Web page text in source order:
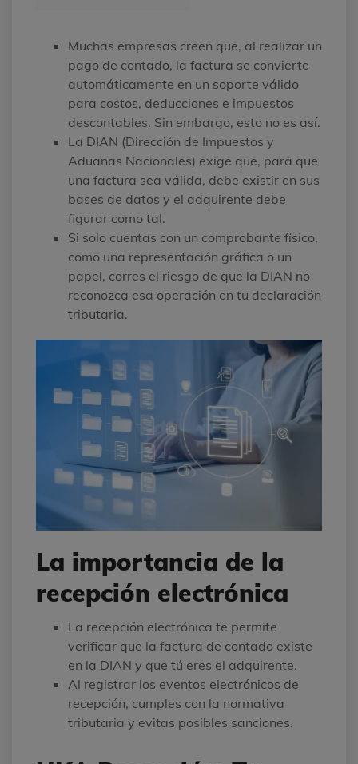
Muchas empresas creen que, al realizar un
pago de contado, la factura se convierte
automáticamente en un soporte válido
para costos, deducciones e impuestos
descontables. Sin embargo, esto no es así.
La DIAN (Dirección de Impuestos y
Aduanas Nacionales) exige que, para que
una factura sea válida, debe existir en sus
bases de datos y el adquirente debe
figurar como tal.
Si solo cuentas con un comprobante físico,
como una representación gráfica o un
papel, corres el riesgo de que la DIAN no
reconozca esa operación en tu declaración
tributaria.
La importancia de la
recepción electrónica
La recepción electrónica te permite
verificar que la factura de contado existe
en la DIAN y que tú eres el adquirente.
Al registrar los eventos electrónicos de
recepción, cumples con la normativa
tributaria y evitas posibles sanciones.